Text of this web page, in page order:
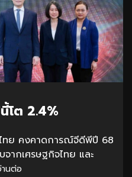
โต 2.4%
ทย คงคาดการณ์จีดีพีปี 68
ากเศรษฐกิจไทย และ
นต่อ